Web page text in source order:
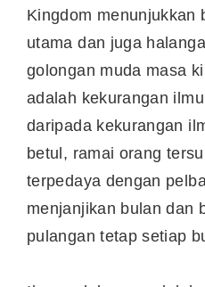
Kingdom menunjukkan
utama dan juga
golongan muda masa
adalah kekurangan
daripada kekurangan
betul, ramai orang
terpedaya dengan
menjanjikan bulan dan
pulangan tetap setiap